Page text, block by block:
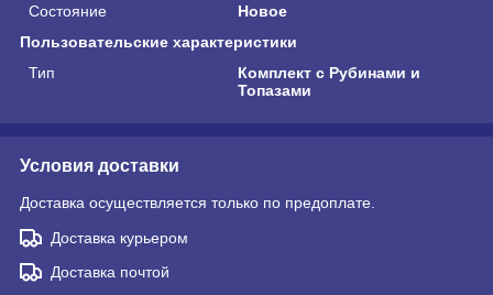
Состояние
Новое
Пользовательские характеристики
Тип
Комплект с Рубинами и
Топазами
Условия доставки
Доставка осуществляется только по предоплате.
Доставка курьером
Доставка почтой